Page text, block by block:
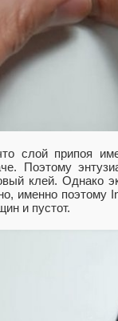
слой припоя
Поэтому
клей. Однако
именно поэтому
и пустот.